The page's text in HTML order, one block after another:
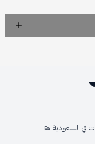
في السعودية 👟